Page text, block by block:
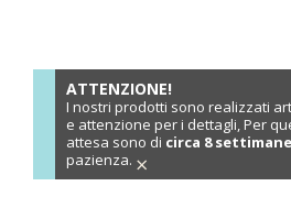
ATTENZIONE!
I nostri prodotti sono realizzati
e attenzione per i dettagli, Per
attesa sono di circa 8
pazienza. ×